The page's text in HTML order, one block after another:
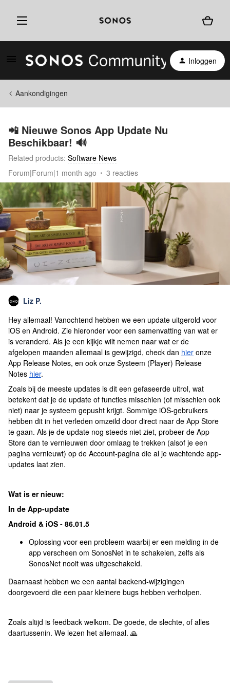
Inloggen
Aankondigingen
📲 Nieuwe Sonos App Update Nu
Beschikbaar! 🔊
Related products: Software News
Forum|Forum|1 month ago
3 reacties
Liz P.
Hey allemaal! Vanochtend hebben we een update uitgerold voor
iOS en Android. Zie hieronder voor een samenvatting van wat er
is veranderd. Als je een kijkje wilt nemen naar wat er de
afgelopen maanden allemaal is gewijzigd, check dan hier onze
App Release Notes, en ook onze Systeem (Player) Release
Notes hier.
Zoals bij de meeste updates is dit een gefaseerde uitrol, wat
betekent dat je de update of functies misschien (of misschien ook
niet) naar je systeem gepusht krijgt. Sommige iOS-gebruikers
hebben dit in het verleden omzeild door direct naar de App Store
te gaan. Als je de update nog steeds niet ziet, probeer de App
Store dan te vernieuwen door omlaag te trekken (alsof je een
pagina vernieuwt) op de Account-pagina die al je wachtende app-
updates laat zien.
Wat is er nieuw:
In de App-update
Android & iOS - 86.01.5
Oplossing voor een probleem waarbij er een melding in de
app verscheen om SonosNet in te schakelen, zelfs als
SonosNet nooit was uitgeschakeld.
Daarnaast hebben we een aantal backend-wijzigingen
doorgevoerd die een paar kleinere bugs hebben verholpen.
Zoals altijd is feedback welkom. De goede, de slechte, of alles
daartussenin. We lezen het allemaal. 🙏